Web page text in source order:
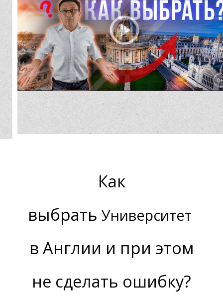
Н
Как
выбрать Университет
в Англии и при этом
не сделать ошибку?